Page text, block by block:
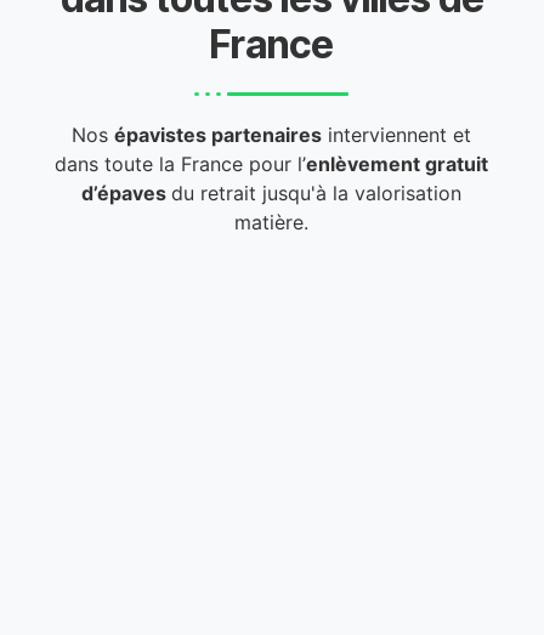
France
Nosépavistes partenaires interviennent et
dans toute la France pour l’enlèvement gratuit
d’épavesdu retrait jusqu'à la valorisation
matière.